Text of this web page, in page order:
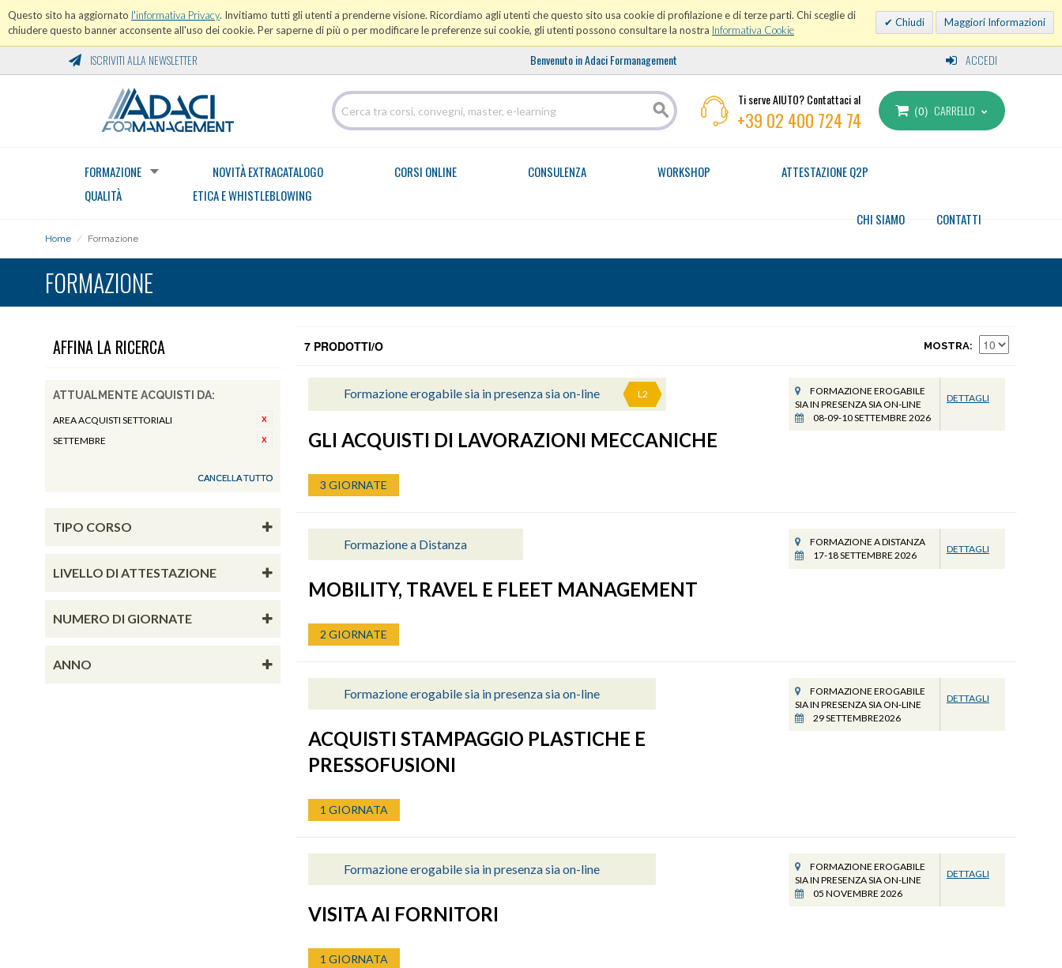
Questo sito ha aggiornato l'informativa Privacy. Invitiamo tutti gli utenti a prenderne visione. Ricordiamo agli utenti che questo sito usa cookie di profilazione e di terze parti. Chi sceglie di
chiudere questo banner acconsente all'uso dei cookie. Per saperne di più o per modificare le preferenze sui cookie, gli utenti possono consultare la nostra Informativa Cookie
Chiudi Maggiori Informazioni
ISCRIVITI ALLA NEWSLETTER Benvenuto in Adaci Formanagement ACCEDI
Ti serve AIUTO? Contattaci al
+39 02 400 724 74 0 CARRELLO
FORMAZIONE NOVITÀ EXTRACATALOGO CORSI ONLINE CONSULENZA WORKSHOP
ATTESTAZIONE Q2P
QUALITÀ
ETICA E WHISTLEBLOWING
CONTATTI
CHI SIAMO
Home / Formazione
FORMAZIONE
AFFINA LA RICERCA
ATTUALMENTE ACQUISTI DA:
AREA ACQUISTI SETTORIALI
SETTEMBRE
CANCELLA TUTTO
TIPO CORSO
LIVELLO DI ATTESTAZIONE
NUMERO DI GIORNATE
ANNO
7 PRODOTTI/O MOSTRA
Formazione erogabile sia in presenza sia on-line L2
GLI ACQUISTI DI LAVORAZIONI MECCANICHE
3 GIORNATE
FORMAZIONE EROGABILE
SIA IN PRESENZA SIA ON-LINE
08-09-10 SETTEMBRE 2026
DETTAGLI
Formazione a Distanza
MOBILITY, TRAVEL E FLEET MANAGEMENT
2 GIORNATE
FORMAZIONE A DISTANZA
17-18 SETTEMBRE 2026
DETTAGLI
Formazione erogabile sia in presenza sia on-line
ACQUISTI STAMPAGGIO PLASTICHE E
PRESSOFUSIONI
1 GIORNATA
FORMAZIONE EROGABILE
SIA IN PRESENZA SIA ON-LINE
29 SETTEMBRE2026
DETTAGLI
Formazione erogabile sia in presenza sia on-line
VISITA AI FORNITORI
1 GIORNATA
FORMAZIONE EROGABILE
SIA IN PRESENZA SIA ON-LINE
05 NOVEMBRE 2026
DETTAGLI